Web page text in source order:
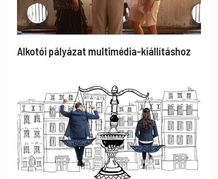
Alkotói pályázat multimédia-kiállításhoz